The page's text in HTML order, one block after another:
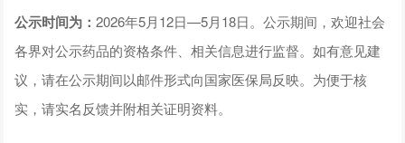
公示时间为：2026年5月12日—5月18日。公示期间，欢迎社会
各界对公示药品的资格条件、相关信息进行监督。如有意见建
议，请在公示期间以邮件形式向国家医保局反映。为便于核
实，请实名反馈并附相关证明资料。